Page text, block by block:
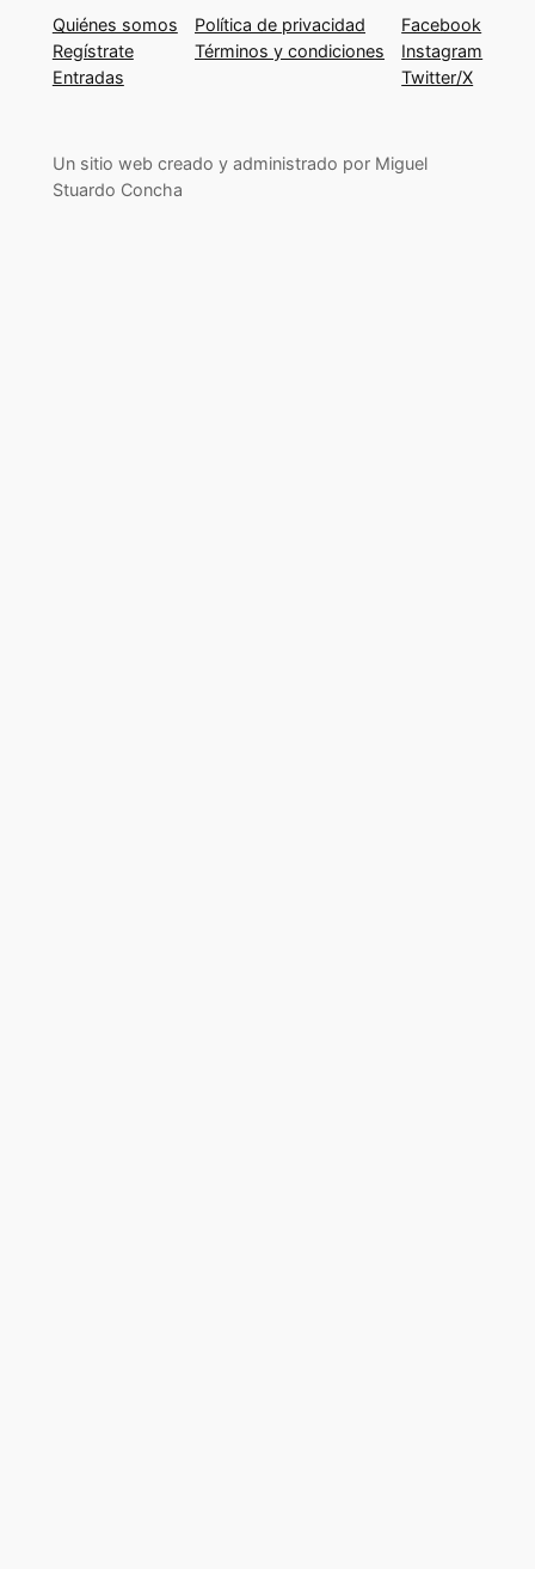
Quiénes somos
Regístrate
Entradas
Política de privacidad
Términos y condiciones
Facebook
Instagram
Twitter/X
Un sitio web creado y administrado por Miguel
Stuardo Concha